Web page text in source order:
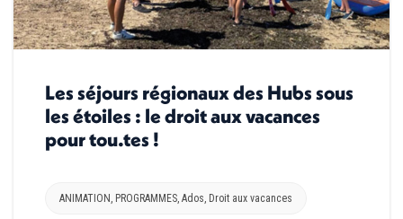
Les séjours régionaux des Hubs sous
les étoiles : le droit aux vacances
pour tou.tes !
ANIMATION PROGRAMMES Ados Droit aux vacances